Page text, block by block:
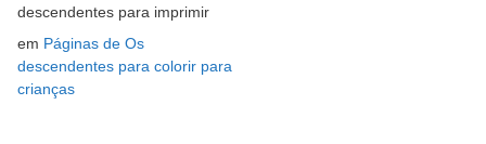
descendentes para imprimir
em Páginas de Os
descendentes para colorir para
crianças